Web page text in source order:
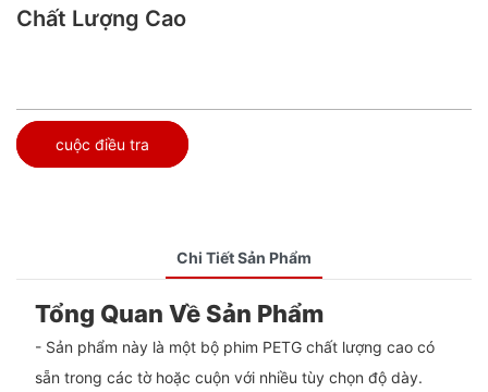
Chất Lượng Cao
cuộc điều tra
Chi Tiết Sản Phẩm
Tổng Quan Về Sản Phẩm
- Sản phẩm này là một bộ phim PETG chất lượng cao có
sẵn trong các tờ hoặc cuộn với nhiều tùy chọn độ dày.